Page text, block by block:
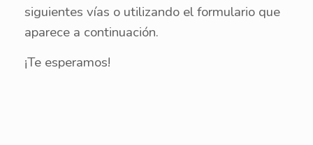
siguientes vías o utilizando el formulario que
aparece a continuación.
¡Te esperamos!